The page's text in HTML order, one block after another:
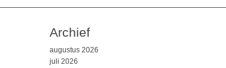
Archief
augustus 2026
juli 2026